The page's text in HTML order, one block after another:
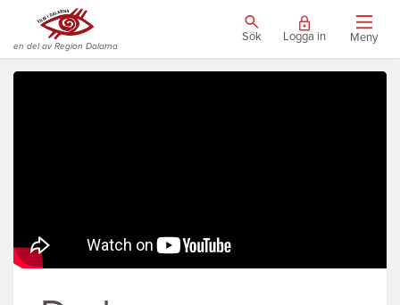
en del av Region Dalarna
Sök Logga in Meny